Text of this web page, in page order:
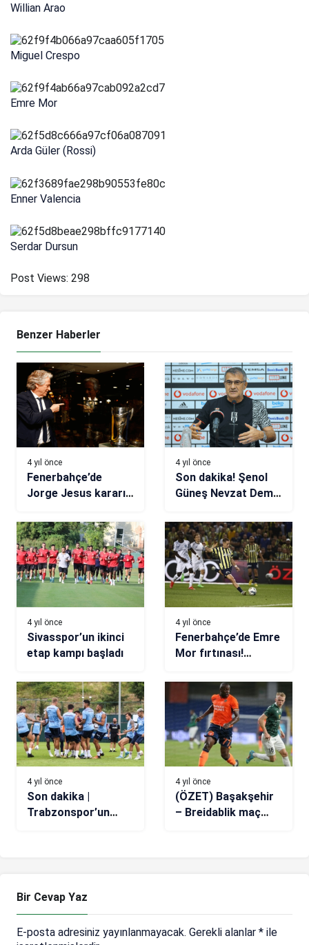
Willian Arao
Miguel Crespo
Emre Mor
Arda Güler (Rossi)
Enner Valencia
Serdar Dursun
Post Views: 298
Benzer Haberler
4 yıl önce
Fenerbahçe’de
Jorge Jesus kararı
sonra imza…
4 yıl önce
Son dakika! Şenol
Güneş Nevzat Demir
4 yıl önce
Sivasspor’un ikinci
etap kampı başladı
4 yıl önce
Fenerbahçe’de Emre
Mor fırtınası!
4 yıl önce
Son dakika |
Trabzonspor’un
4 yıl önce
(ÖZET) Başakşehir
– Breidablik maç
Bir Cevap Yaz
E-posta adresiniz yayınlanmayacak. Gerekli alanlar * ile